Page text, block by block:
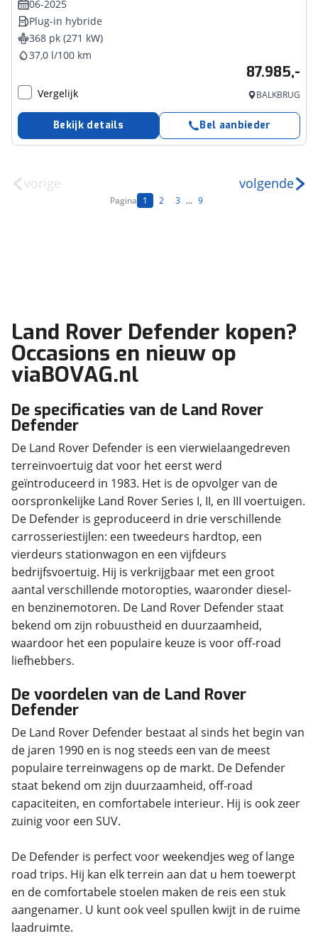
06-2025
Plug-in hybride
368 pk (271 kW)
37,0 l/100 km
87.985,-
Vergelijk BALKBRUG
Bekijk details Bel aanbieder
vorige
Pagina 1 2 3 ... 9
volgende
Land Rover Defender kopen?
Occasions en nieuw op
viaBOVAG.nl
De specificaties van de Land Rover
Defender
De Land Rover Defender is een vierwielaangedreven
terreinvoertuig dat voor het eerst werd
geïntroduceerd in 1983. Het is de opvolger van de
oorspronkelijke Land Rover Series I, II, en III voertuigen.
De Defender is geproduceerd in drie verschillende
carrosseriestijlen: een tweedeurs hardtop, een
vierdeurs stationwagon en een vijfdeurs
bedrijfsvoertuig. Hij is verkrijgbaar met een groot
aantal verschillende motoropties, waaronder diesel-
en benzinemotoren. De Land Rover Defender staat
bekend om zijn robuustheid en duurzaamheid,
waardoor het een populaire keuze is voor off-road
liefhebbers.
De voordelen van de Land Rover
Defender
De Land Rover Defender bestaat al sinds het begin van
de jaren 1990 en is nog steeds een van de meest
populaire terreinwagens op de markt. De Defender
staat bekend om zijn duurzaamheid, off-road
capaciteiten, en comfortabele interieur. Hij is ook zeer
zuinig voor een SUV.
De Defender is perfect voor weekendjes weg of lange
road trips. Hij kan elk terrein aan dat u hem toewerpt
en de comfortabele stoelen maken de reis een stuk
aangenamer. U kunt ook veel spullen kwijt in de ruime
laadruimte.